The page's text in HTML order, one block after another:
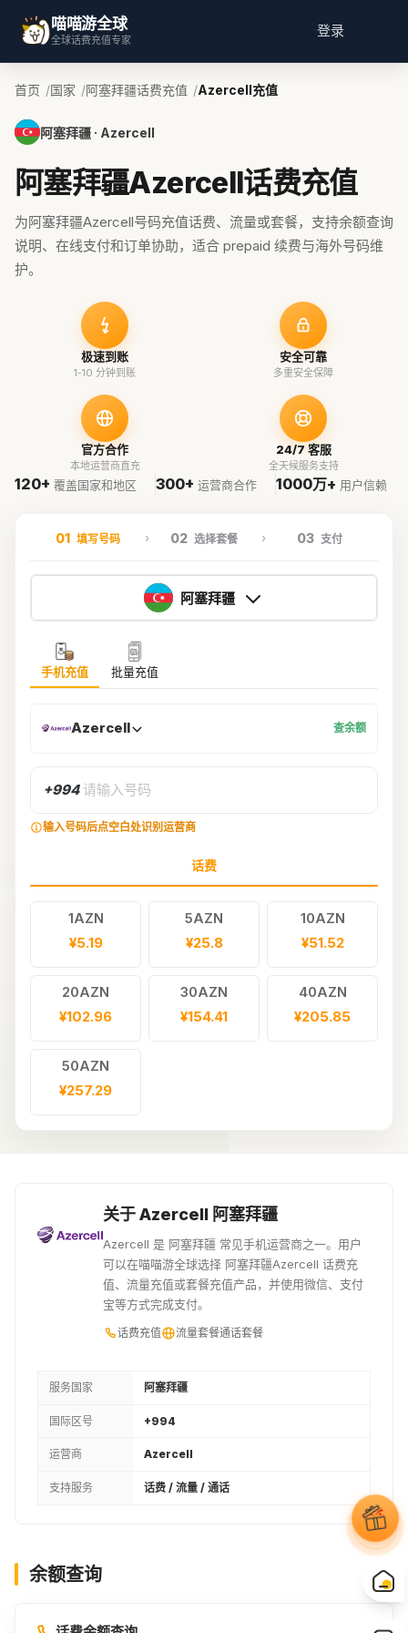
喵喵游全球
全球话费充值专家
登录
首页 国家 阿塞拜疆话费充值 Azercell充值
阿塞拜疆 · Azercell
阿塞拜疆Azercell话费充值
为阿塞拜疆Azercell号码充值话费、流量或套餐，支持余额查询
说明、在线支付和订单协助，适合 prepaid 续费与海外号码维
护。
极速到账
1-10 分钟到账
安全可靠
多重安全保障
官方合作
本地运营商直充
24/7 客服
全天候服务支持
120+ 覆盖国家和地区 300+ 运营商合作 1000万+ 用户信赖
01 填写号码 02 选择套餐 03 支付
阿塞拜疆
手机充值 批量充值
Azercell 查余额
+994 请输入号码
输入号码后点空白处识别运营商
话费
1AZN
¥5.19
5AZN
¥25.8
10AZN
¥51.52
20AZN
¥102.96
30AZN
¥154.41
40AZN
¥205.85
50AZN
¥257.29
关于 Azercell 阿塞拜疆
Azercell 是 阿塞拜疆 常见手机运营商之一。用户
可以在喵喵游全球选择 阿塞拜疆Azercell 话费充
值、流量充值或套餐充值产品，并使用微信、支付
宝等方式完成支付。
话费充值 流量套餐通话套餐
服务国家 阿塞拜疆
国际区号 +994
运营商 Azercell
支持服务 话费 / 流量 / 通话
余额查询